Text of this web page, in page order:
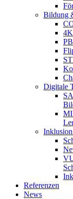
Bildung
Digitale
Referenzen
News